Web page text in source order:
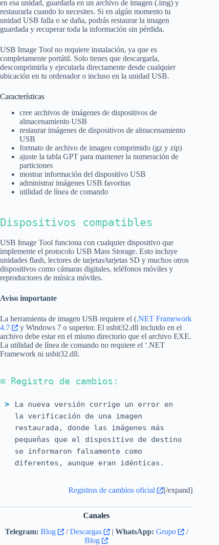
en esa unidad, guardarla en un archivo de imagen (.img) y
restaurarla cuando lo necesites. Si en algún momento tu
unidad USB falla o se daña, podrás restaurar la imagen
guardada y recuperar toda la información sin pérdida.
USB Image Tool no requiere instalación, ya que es
completamente portátil. Solo tienes que descargarla,
descomprimirla y ejecutarla directamente desde cualquier
ubicación en tu ordenador o incluso en la unidad USB.
Características
cree archivos de imágenes de dispositivos de
almacenamiento USB
restaurar imágenes de dispositivos de almacenamiento
USB
formato de archivo de imagen comprimido (gz y zip)
ajuste la tabla GPT para mantener la numeración de
particiones
mostrar información del dispositivo USB
administrar imágenes USB favoritas
utilidad de línea de comando
Dispositivos compatibles
USB Image Tool funciona con cualquier dispositivo que
implemente el protocolo USB Mass Storage. Esto incluye
unidades flash, lectores de tarjetas/tarjetas SD y muchos otros
dispositivos como cámaras digitales, teléfonos móviles y
reproductores de música móviles.
Aviso importante
La herramienta de imagen USB requiere el (.NET Framework
4.7
y Windows 7 o superior. El usbit32.dll incluido en el
archivo debe estar en el mismo directorio que el archivo EXE.
La utilidad de línea de comando no requiere el ‘.NET
Framework ni usbit32.dll.
≡ Registro de cambios:
La nueva versión corrige un error en
la verificación de una imagen
restaurada, donde las imágenes más
pequeñas que el dispositivo de destino
se informaron falsamente como
diferentes, aunque eran idénticas.
Registros de cambios oficial [/expand]
Canales
Telegram: Blog /Descargas | WhatsApp: Grupo
/
Blog